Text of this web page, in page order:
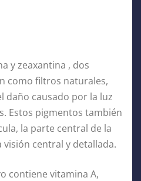
y zeaxantina , dos
como filtros naturales,
daño causado por la luz
Estos pigmentos también
la parte central de la
central y detallada.
contiene vitamina A,